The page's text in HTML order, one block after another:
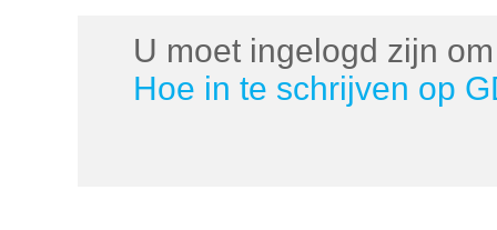
U moet ingelogd zijn
Hoe in te schrijven op